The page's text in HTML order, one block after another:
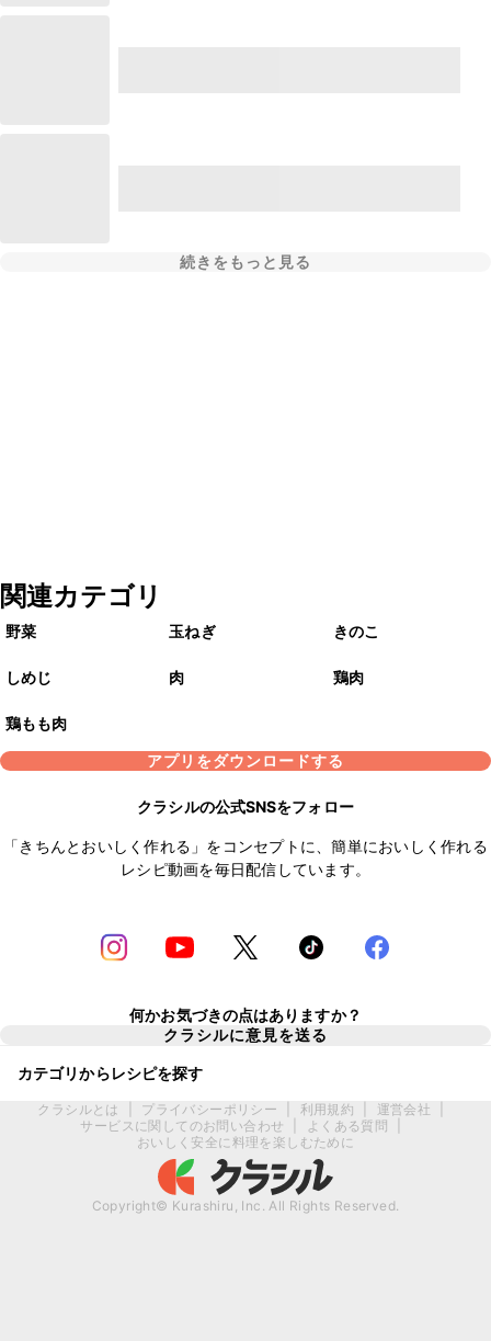
続きをもっと見る
関連カテゴリ
野菜 玉ねぎ きのこ
しめじ 肉 鶏肉
鶏もも肉
アプリをダウンロードする
クラシルの公式SNSをフォロー
「きちんとおいしく作れる」をコンセプトに、簡単においしく作れる
レシピ動画を毎日配信しています。
何かお気づきの点はありますか？
クラシルに意見を送る
カテゴリからレシピを探す
クラシルとは プライバシーポリシー 利用規約 運営会社
サービスに関してのお問い合わせ
よくある質問
おいしく安全に料理を楽しむために
Copyright© Kurashiru, Inc. All Rights Reserved.